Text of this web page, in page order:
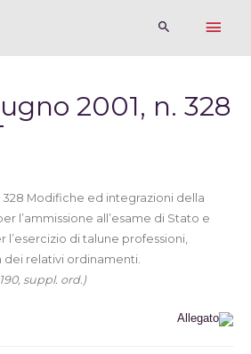
2001, n. 328
328 Modifiche ed integrazioni della
l’ammissione all’esame di Stato e
di talune professioni,
dei relativi ordinamenti.
suppl. ord.)
Allegato